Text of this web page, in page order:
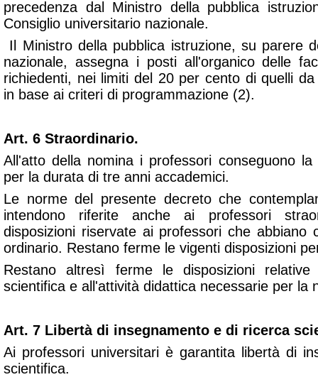
precedenza dal Ministro della pubblica
Consiglio universitario nazionale.
Il Ministro della pubblica istruzione, su parere
nazionale, assegna i posti all'organico delle
richiedenti, nei limiti del 20 per cento di quelli
in base ai criteri di programmazione (2).
Art. 6 Straordinario.
All'atto della nomina i professori conseguono
per la durata di tre anni accademici.
Le norme del presente decreto che
intendono riferite anche ai professori
disposizioni riservate ai professori che abbiano
ordinario. Restano ferme le vigenti disposizioni
Restano altresì ferme le disposizioni relative
scientifica e all'attività didattica necessarie per la
Art. 7 Libertà di insegnamento e di ricerca
Ai professori universitari è garantita libertà di
scientifica.